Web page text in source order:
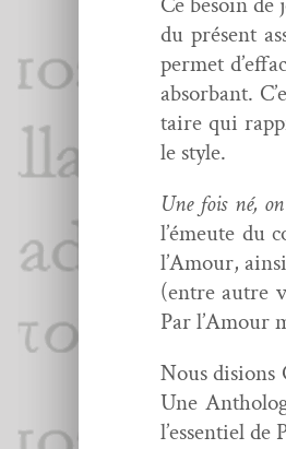
du présent
per­met
absorbant.
taire qui
le style.
Une fois né,
l’émeute du
l’Amour,
(entre autre
Par l’Amour
Nous disions
Une
l’essentiel de